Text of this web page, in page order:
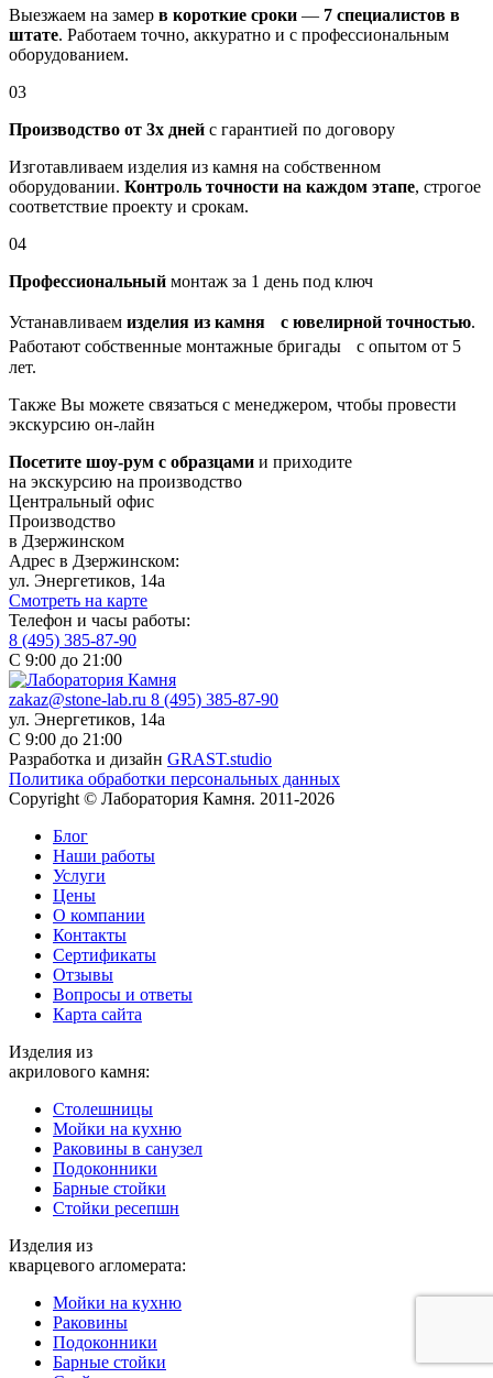
Выезжаем на замер в короткие сроки — 7 специалистов в
штате. Работаем точно, аккуратно и с профессиональным
оборудованием.
03
Производство от 3х дней с гарантией по договору
Изготавливаем изделия из камня на собственном
оборудовании. Контроль точности на каждом этапе, строгое
соответствие проекту и срокам.
04
Профессиональный монтаж за 1 день под ключ
Устанавливаем изделия из камня с ювелирной точностью.
Работают собственные монтажные бригады с опытом от 5
лет.
Также Вы можете связаться с менеджером, чтобы провести
экскурсию он-лайн
Посетите шоу-рум с образцами и приходите
на экскурсию на производство
Центральный офис
Производство
в Дзержинском
Адрес в Дзержинском:
ул. Энергетиков, 14а
Смотреть на карте
Телефон и часы работы:
8 (495) 385-87-90
С 9:00 до 21:00
zakaz@stone-lab.ru 8 (495) 385-87-90
ул. Энергетиков, 14а
С 9:00 до 21:00
Разработка и дизайн GRAST.studio
Политика обработки персональных данных
Copyright © Лаборатория Камня. 2011-2026
Блог
Наши работы
Услуги
Цены
О компании
Контакты
Cертификаты
Отзывы
Вопросы и ответы
Карта сайта
Изделия из
акрилового камня:
Столешницы
Мойки на кухню
Раковины в санузел
Подоконники
Барные стойки
Стойки ресепшн
Изделия из
кварцевого агломерата:
Мойки на кухню
Раковины
Подоконники
Барные стойки